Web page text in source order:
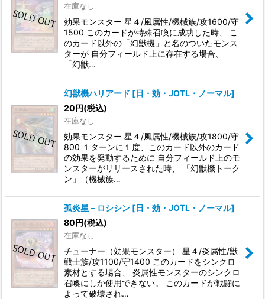
在庫なし
効果モンスター 星４/風属性/機械族/攻1600/守
1500 このカードが特殊召喚に成功した時、 こ
のカード以外の「幻獣機」と名のついたモンス
ターが 自分フィールド上に存在する場合、
「幻獣…
幻獣機ハリアード [日・効・JOTL・ノーマル]
20円(税込)
在庫なし
効果モンスター 星４/風属性/機械族/攻1800/守
800 １ターンに１度、このカード以外のカード
の効果を発動するために 自分フィールド上のモ
ンスターがリリースされた時、 「幻獣機トーク
ン」（機械族…
孤炎星－ロシシン [日・効・JOTL・ノーマル]
80円(税込)
在庫なし
チューナー（効果モンスター） 星４/炎属性/獣
戦士族/攻1100/守1400 このカードをシンクロ
素材とする場合、 炎属性モンスターのシンクロ
召喚にしか使用できない。 このカードが戦闘に
よって破壊され…